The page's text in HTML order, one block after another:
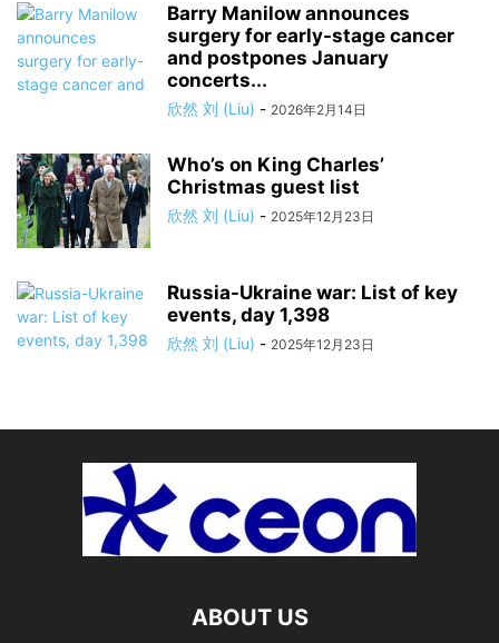
Barry Manilow announces
surgery for early-stage cancer
and postpones January
concerts...
欣然 刘 (Liu) - 2026年2月14日
Who’s on King Charles’
Christmas guest list
欣然 刘 (Liu) - 2025年12月23日
Russia-Ukraine war: List of key
events, day 1,398
欣然 刘 (Liu) - 2025年12月23日
ABOUT US